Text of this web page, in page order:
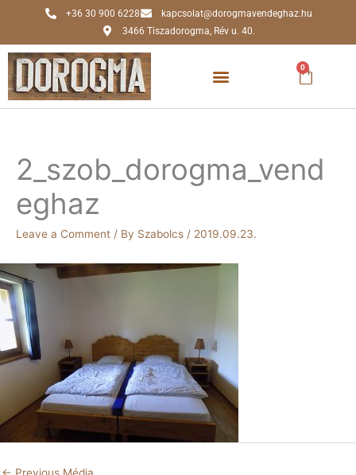
content
+36 30 900 6228
kapcsolat@dorogmavendeghaz.hu
3466 Tiszadorogma, Rév u. 40.
0
Kosár
2_szob_dorogma_vend
eghaz
Leave a Comment / By Szabolcs / 2019.09.23.